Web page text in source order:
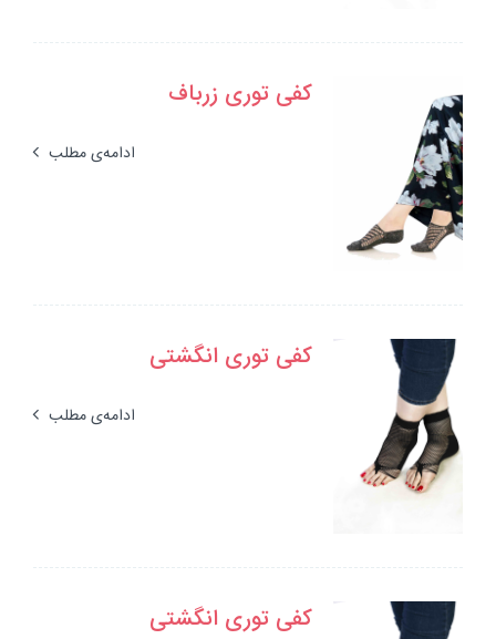
کفی توری زرباف
ادامه‌ی مطلب
کفی توری انگشتی
ادامه‌ی مطلب
کفی توری انگشتی